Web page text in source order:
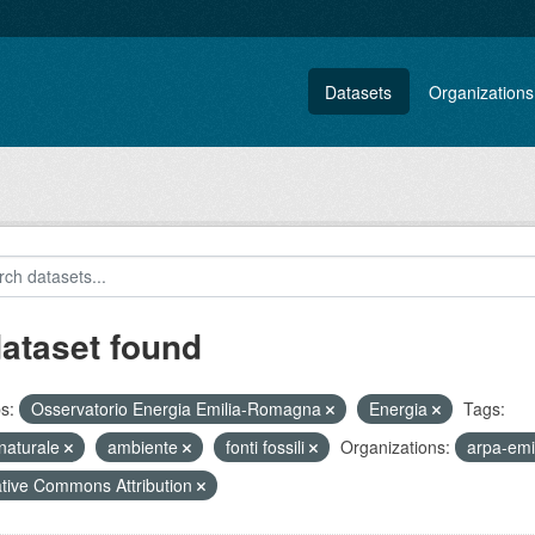
Datasets Organizations
found
Osservatorio Energia Emilia-Romagna Energia
Tags:
ambiente fonti fossili Organizations:
arpa-
Commons Attribution